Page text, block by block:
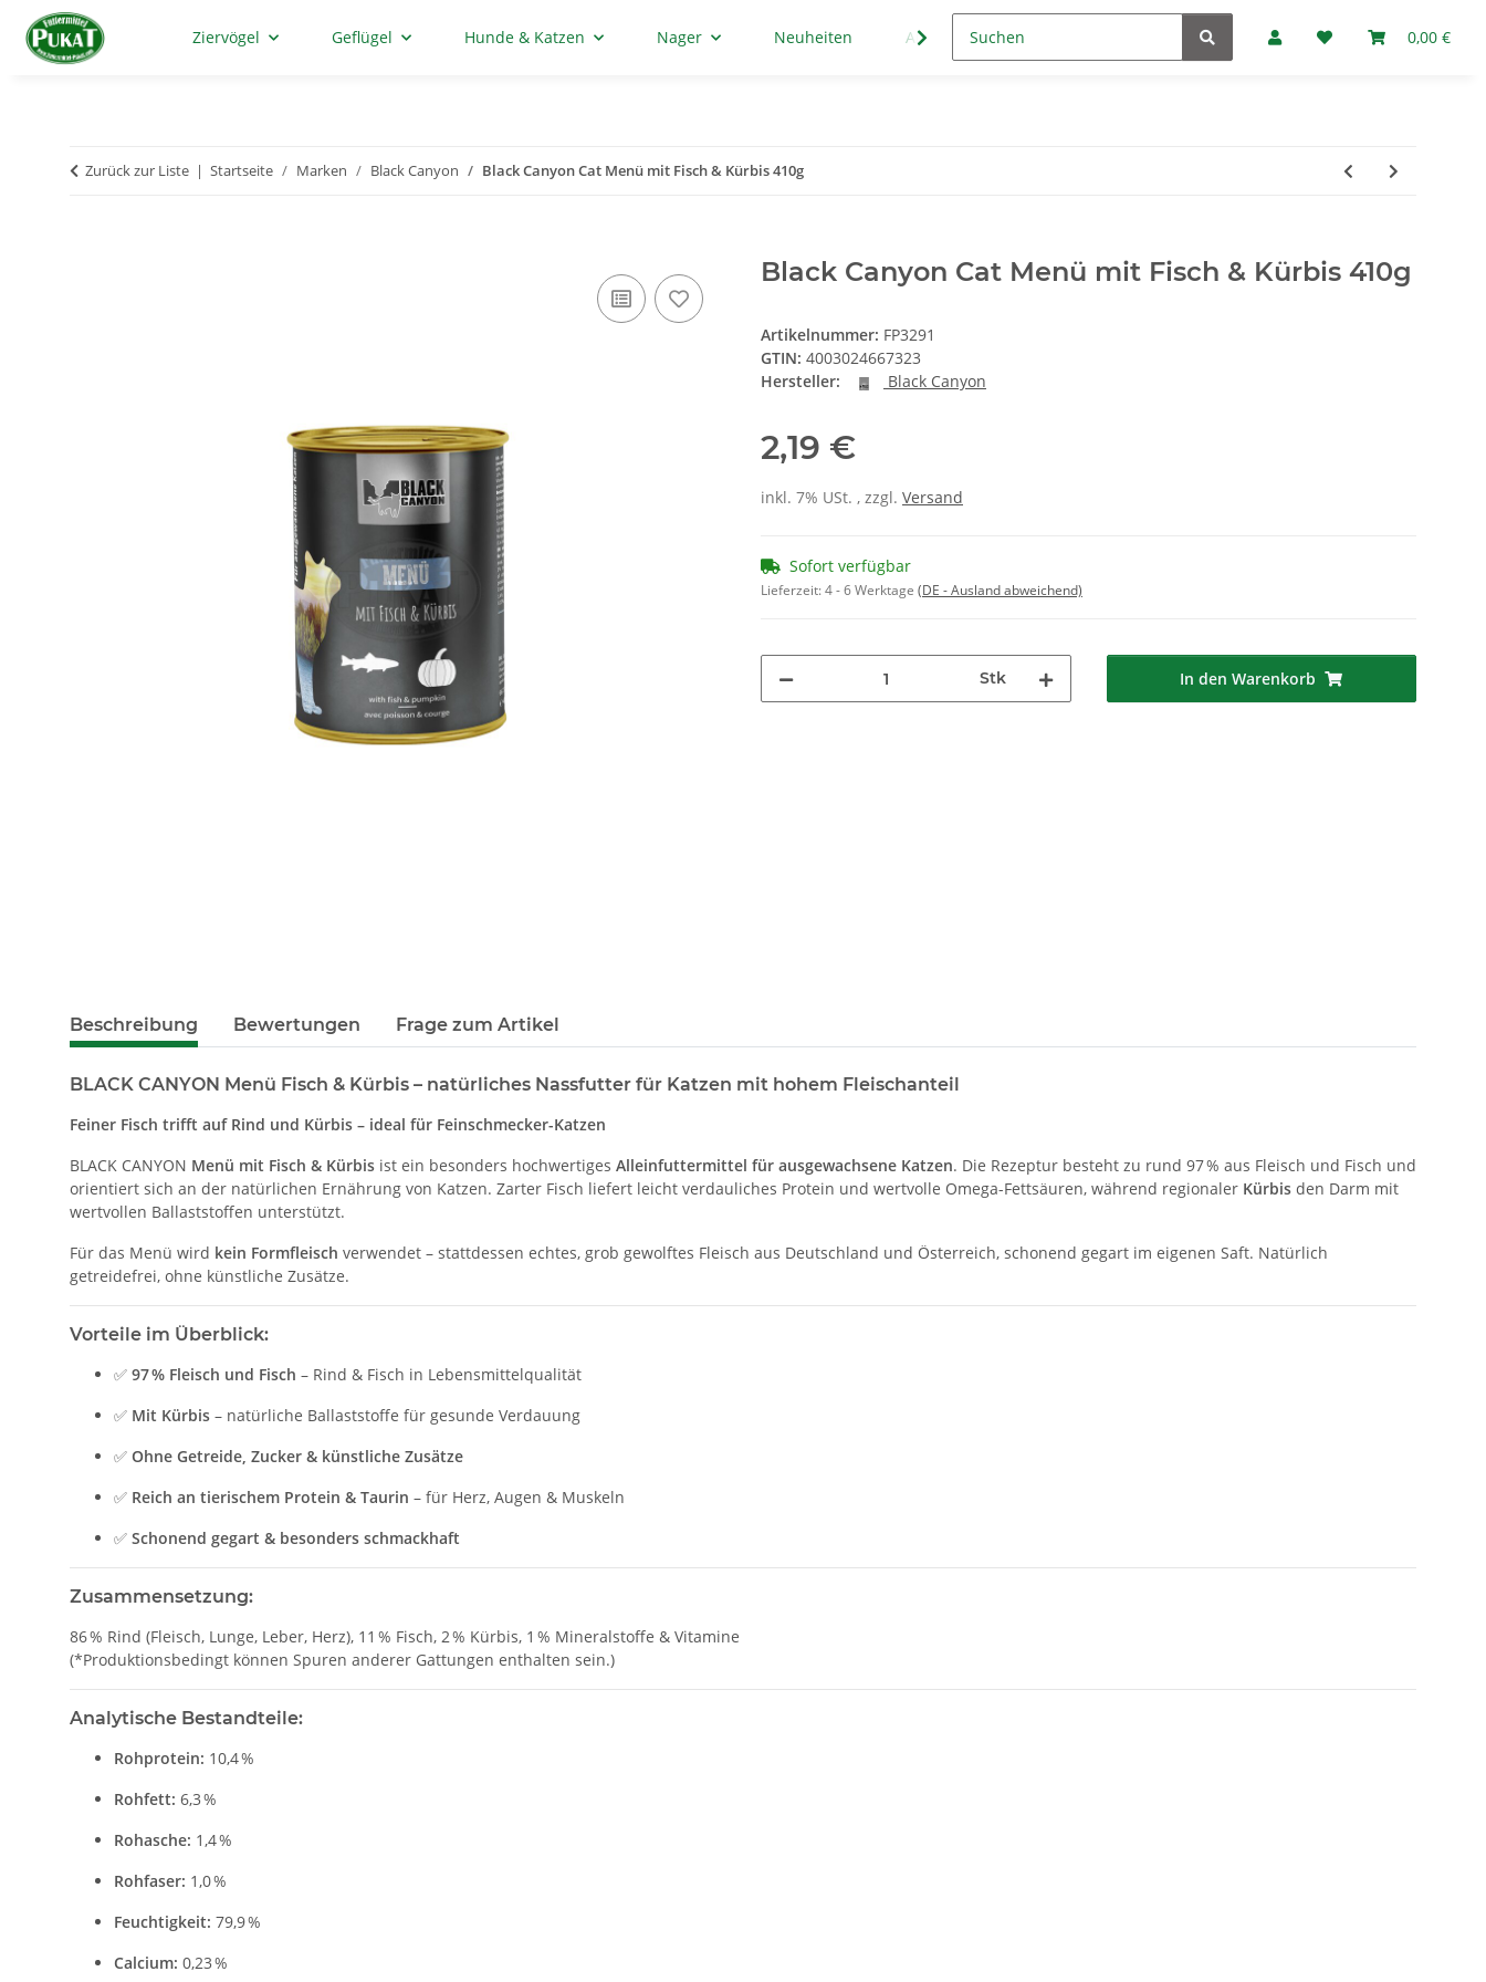
0,00 €
Ziervögel Geflügel Hunde & Katzen Nager Neuheiten Aktion Marken
Zurück zur Liste Startseite Marken Black Canyon Black Canyon Cat Menü mit Fisch & Kürbis 410g
Black Canyon Cat Menü mit Fisch & Kürbis 410g
Artikelnummer: FP3291
GTIN: 4003024667323
Hersteller:
Black Canyon
2,19 €
inkl. 7% USt. , zzgl. Versand
Sofort verfügbar
Lieferzeit:4 - 6 Werktage (DE - Ausland abweichend)
Stk In den Warenkorb
Beschreibung Bewertungen Frage zum Artikel
BLACK CANYON Menü Fisch & Kürbis – natürliches Nassfutter für Katzen mit hohem Fleischanteil
Feiner Fisch trifft auf Rind und Kürbis – ideal für Feinschmecker-Katzen
BLACK CANYON Menü mit Fisch & Kürbis ist ein besonders hochwertiges Alleinfuttermittel für ausgewachsene Katzen. Die Rezeptur besteht zu rund 97 % aus Fleisch und Fisch und
orientiert sich an der natürlichen Ernährung von Katzen. Zarter Fisch liefert leicht verdauliches Protein und wertvolle Omega-Fettsäuren, während regionaler Kürbis den Darm mit
wertvollen Ballaststoffen unterstützt.
Für das Menü wird kein Formfleisch verwendet – stattdessen echtes, grob gewolftes Fleisch aus Deutschland und Österreich, schonend gegart im eigenen Saft. Natürlich
getreidefrei, ohne künstliche Zusätze.
Vorteile im Überblick:
✅ 97 % Fleisch und Fisch – Rind & Fisch in Lebensmittelqualität
✅ Mit Kürbis – natürliche Ballaststoffe für gesunde Verdauung
✅ Ohne Getreide, Zucker & künstliche Zusätze
✅ Reich an tierischem Protein & Taurin – für Herz, Augen & Muskeln
✅ Schonend gegart & besonders schmackhaft
Zusammensetzung:
86 % Rind (Fleisch, Lunge, Leber, Herz), 11 % Fisch, 2 % Kürbis, 1 % Mineralstoffe & Vitamine
(*Produktionsbedingt können Spuren anderer Gattungen enthalten sein.)
Analytische Bestandteile:
Rohprotein: 10,4 %
Rohfett: 6,3 %
Rohasche: 1,4 %
Rohfaser: 1,0 %
Feuchtigkeit: 79,9 %
Calcium: 0,23 %